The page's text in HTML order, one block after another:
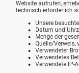
Website aufrufen,
technisch erforderlich
Unsere
Datum und
Menge der
Quelle/Verweis,
Verwendeter
Verwendetes
Verwendete IP-